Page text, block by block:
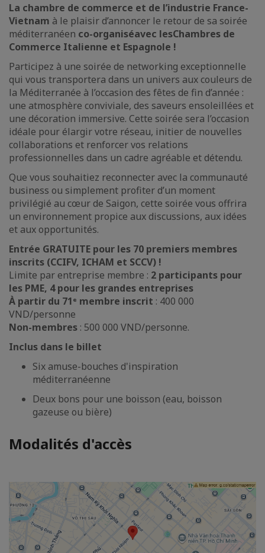
La chambre de commerce et de l’industrie France-
Vietnam à le plaisir d’annoncer le retour de sa soirée
méditerranéen co-organiséavec lesChambres de
Commerce Italienne et Espagnole !
Participez à une soirée de networking exceptionnelle
qui vous transportera dans un univers aux couleurs de
la Méditerranée à l’occasion des fêtes de fin d’année :
une atmosphère conviviale, des saveurs ensoleillées et
une décoration immersive. Cette soirée sera l’occasion
idéale pour élargir votre réseau, initier de nouvelles
collaborations et renforcer vos relations
professionnelles dans un cadre agréable et détendu.
Que vous souhaitiez reconnecter avec la communauté
business ou simplement profiter d’un moment
privilégié au cœur de Saigon, cette soirée vous offrira
un environnement propice aux discussions, aux idées
et aux opportunités.
Entrée GRATUITE pour les 70 premiers membres
inscrits (CCIFV, ICHAM et SCCV) !
Limite par entreprise membre : 2 participants pour
les PME, 4 pour les grandes entreprises
À partir du 71ᵉ membre inscrit : 400 000
VND/personne
Non-membres : 500 000 VND/personne.
Inclus dans le billet
Six amuse-bouches d'inspiration
méditerranéenne
Deux bons pour une boisson (eau, boisson
gazeuse ou bière)
Modalités d'accès